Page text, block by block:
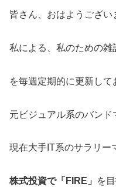
皆さん、おはようござい
私による、私のための雑
を毎週定期的に更新して
元ビジュアル系のバンド
現在大手IT系のサラリー
株式投資で「FIRE」 を